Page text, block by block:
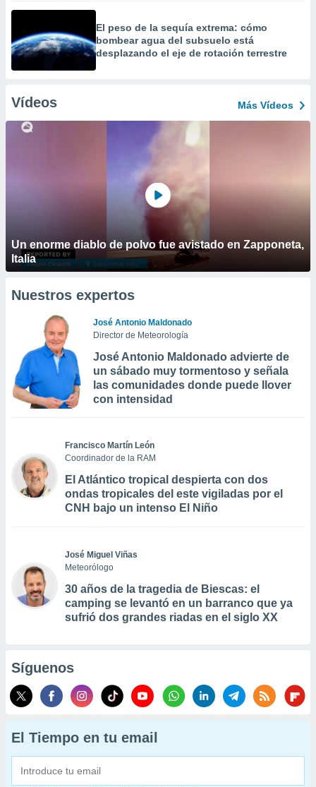
El peso de la sequía extrema: cómo
bombear agua del subsuelo está
desplazando el eje de rotación terrestre
Vídeos Más Vídeos
Un enorme diablo de polvo fue avistado en Zapponeta,
Italia
Nuestros expertos
José Antonio Maldonado
Director de Meteorología
José Antonio Maldonado advierte de
un sábado muy tormentoso y señala
las comunidades donde puede llover
con intensidad
Francisco Martín León
Coordinador de la RAM
El Atlántico tropical despierta con dos
ondas tropicales del este vigiladas por el
CNH bajo un intenso El Niño
José Miguel Viñas
Meteorólogo
30 años de la tragedia de Biescas: el
camping se levantó en un barranco que ya
sufrió dos grandes riadas en el siglo XX
Síguenos
El Tiempo en tu email